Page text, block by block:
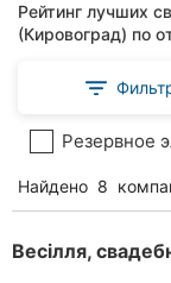
Рейтинг лучших
(Кировоград) по
Резервное
Найдено 8
Весілля,